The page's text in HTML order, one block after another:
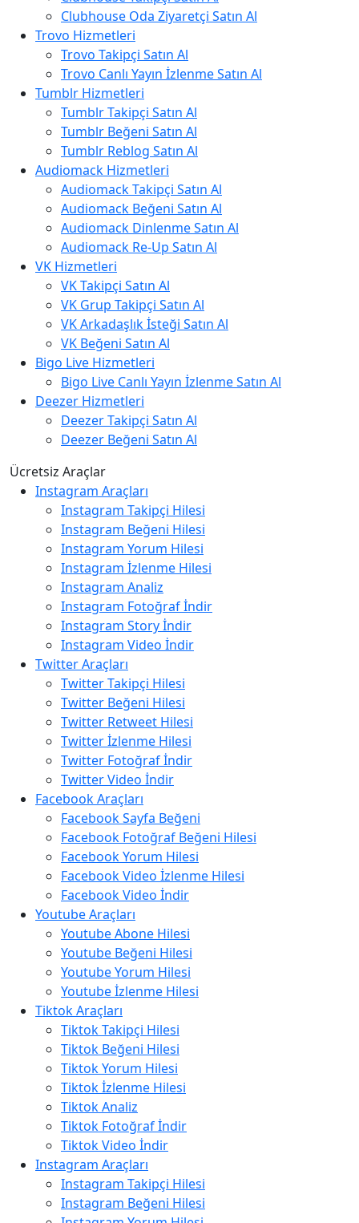
Clubhouse Oda Ziyaretçi Satın Al
Trovo Hizmetleri
Trovo Takipçi Satın Al
Trovo Canlı Yayın İzlenme Satın Al
Tumblr Hizmetleri
Tumblr Takipçi Satın Al
Tumblr Beğeni Satın Al
Tumblr Reblog Satın Al
Audiomack Hizmetleri
Audiomack Takipçi Satın Al
Audiomack Beğeni Satın Al
Audiomack Dinlenme Satın Al
Audiomack Re-Up Satın Al
VK Hizmetleri
VK Takipçi Satın Al
VK Grup Takipçi Satın Al
VK Arkadaşlık İsteği Satın Al
VK Beğeni Satın Al
Bigo Live Hizmetleri
Bigo Live Canlı Yayın İzlenme Satın Al
Deezer Hizmetleri
Deezer Takipçi Satın Al
Deezer Beğeni Satın Al
Ücretsiz Araçlar
Instagram Araçları
Instagram Takipçi Hilesi
Instagram Beğeni Hilesi
Instagram Yorum Hilesi
Instagram İzlenme Hilesi
Instagram Analiz
Instagram Fotoğraf İndir
Instagram Story İndir
Instagram Video İndir
Twitter Araçları
Twitter Takipçi Hilesi
Twitter Beğeni Hilesi
Twitter Retweet Hilesi
Twitter İzlenme Hilesi
Twitter Fotoğraf İndir
Twitter Video İndir
Facebook Araçları
Facebook Sayfa Beğeni
Facebook Fotoğraf Beğeni Hilesi
Facebook Yorum Hilesi
Facebook Video İzlenme Hilesi
Facebook Video İndir
Youtube Araçları
Youtube Abone Hilesi
Youtube Beğeni Hilesi
Youtube Yorum Hilesi
Youtube İzlenme Hilesi
Tiktok Araçları
Tiktok Takipçi Hilesi
Tiktok Beğeni Hilesi
Tiktok Yorum Hilesi
Tiktok İzlenme Hilesi
Tiktok Analiz
Tiktok Fotoğraf İndir
Tiktok Video İndir
Instagram Araçları
Instagram Takipçi Hilesi
Instagram Beğeni Hilesi